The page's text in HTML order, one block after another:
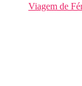
Viagem de